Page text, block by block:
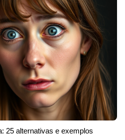
25 alternativas e exemplos